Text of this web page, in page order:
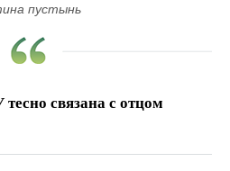
пустынь
связана с отцом